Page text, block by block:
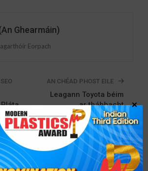
Ghearmáin)
Eorpach
AN CHÉAD PHOST EILE
Leagann Toyota béim
ar thábhacht
mheasúnú dearadh
comparáideach i
dtionscadal
comhpháirtíochta AZL
ar árthach brú
teirmeaplaisteach
×